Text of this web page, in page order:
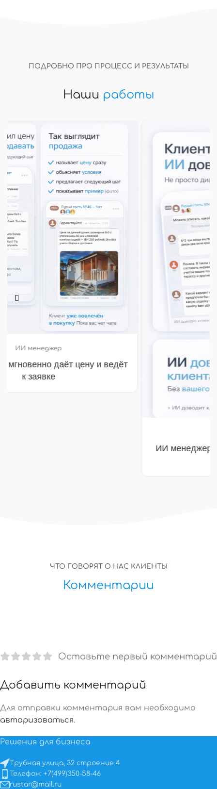
ПОДРОБНО ПРО ПРОЦЕСС И РЕЗУЛЬТАТЫ
Наши работы
ИИ менеджер собрал ТЗ и довёл клиента
ЧТО ГОВОРЯТ О НАС КЛИЕНТЫ
Комментарии
Оставьте первый комментарий
Добавить комментарий
Для отправки комментария вам необходимо
авторизоваться.
Решения для бизнеса
Трубная улица, 32 строение 4
Телефон: +7(499)350-58-46
rustar@mail.ru